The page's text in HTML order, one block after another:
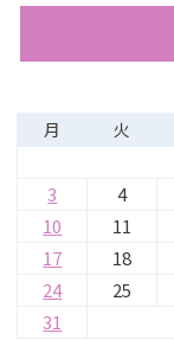
月 火
3
4
10
11
17
18
24
25
31